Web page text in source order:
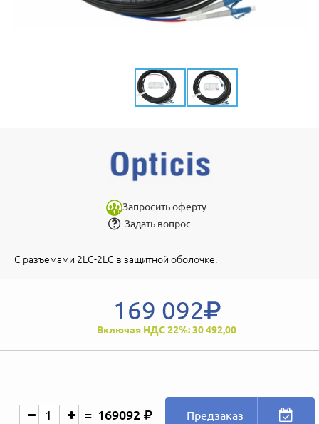
Запросить оферту
Задать вопрос
С разъемами 2LC-2LC в защитной оболочке.
169 092
Включая НДС 22%: 30 492,00
169092 Предзаказ